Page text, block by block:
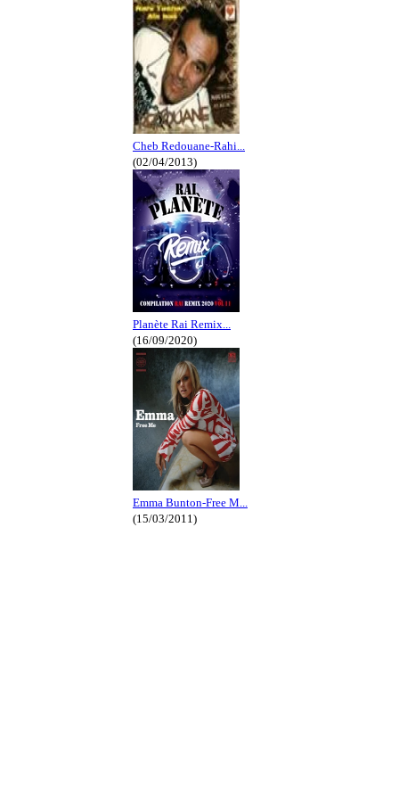
Cheb Redouane-Rahi...
(02/04/2013)
Planète Rai Remix...
(16/09/2020)
Emma Bunton-Free M...
(15/03/2011)